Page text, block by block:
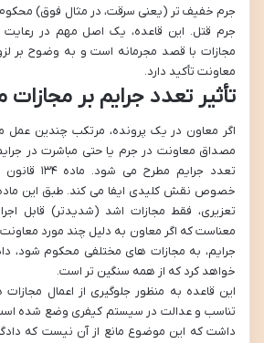
جرم خفیف تر (یعنی سرقت، در مثال فوق)
جرم قتل. این قاعده، یک اصل مهم در
مجازات با قصد مجرمانه است و به وضوح بر
معاونت تأکید دارد.
تأثیر تعدد جرایم بر مجازات
اگر معاون در یک پرونده، مرتکب چندین
مصداق معاونت در جرم یا حتی مباشرت در
تعدد جرایم
خصوص نقش کلیدی ایفا می کند. طبق این
تعزیری، فقط مجازات اشد (شدیدتر) قابل
معناست که اگر معاون به دلیل چند مورد معاونت
جرایم، به مجازات های مختلفی محکوم شود،
خواهد کرد که از همه سنگین تر است.
این قاعده به منظور جلوگیری از اعمال
تناسب و عدالت در سیستم کیفری وضع شده است.
داشت که این موضوع مانع از آن نیست که